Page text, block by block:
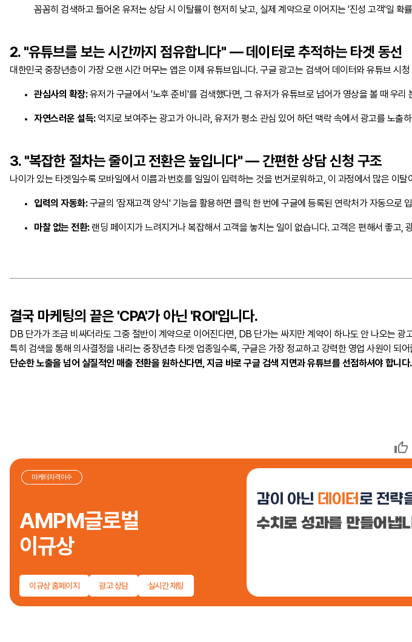
꼼꼼히 검색하고 들어온 유저는 상담 시 이탈률이 현저히 낮고, 실제 계약으로 이어지는 '진성 고객'일 확
2. "유튜브를 보는 시간까지 점유합니다" — 데이터로 추적하는 타겟 동선
대한민국 중장년층이 가장 오랜 시간 머무는 앱은 이제 유튜브입니다. 구글 광고는 검색어 데이터와 유튜브 시
관심사의 확장:유저가 구글에서 '노후 준비'를 검색했다면, 그 유저가 유튜브로 넘어가 영상을 볼 때 우리
자연스러운 설득:억지로 보여주는 광고가 아니라, 유저가 평소 관심 있어 하던 맥락 속에서 광고를 노출
3. "복잡한 절차는 줄이고 전환은 높입니다" — 간편한 상담 신청 구조
나이가 있는 타겟일수록 모바일에서 이름과 번호를 일일이 입력하는 것을 번거로워하고, 이 과정에서 많은 이탈
입력의 자동화:구글의 '잠재고객 양식' 기능을 활용하면 클릭 한 번에 구글에 등록된 연락처가 자동으로
마찰 없는 전환:랜딩 페이지가 느려지거나 복잡해서 고객을 놓치는 일이 없습니다. 고객은 편해서 좋고,
결국 마케팅의 끝은 'CPA'가 아닌 'ROI'입니다.
DB 단가가 조금 비싸더라도 그중 절반이 계약으로 이어진다면, DB 단가는 싸지만 계약이 하나도 안 나오는 광
특히 검색을 통해 의사결정을 내리는 중장년층 타겟 업종일수록, 구글은 가장 정교하고 강력한 영업 사원이 되
단순한 노출을 넘어 실질적인 매출 전환을 원하신다면, 지금 바로 구글 검색 지면과 유튜브를 선점하셔야 합니다.
마케터자격이수
AMPM글로벌
이규상
이규상 홈페이지 광고 상담 실시간 채팅
감이 아닌 데이터로 전략
수치로 성과를 만들어냅